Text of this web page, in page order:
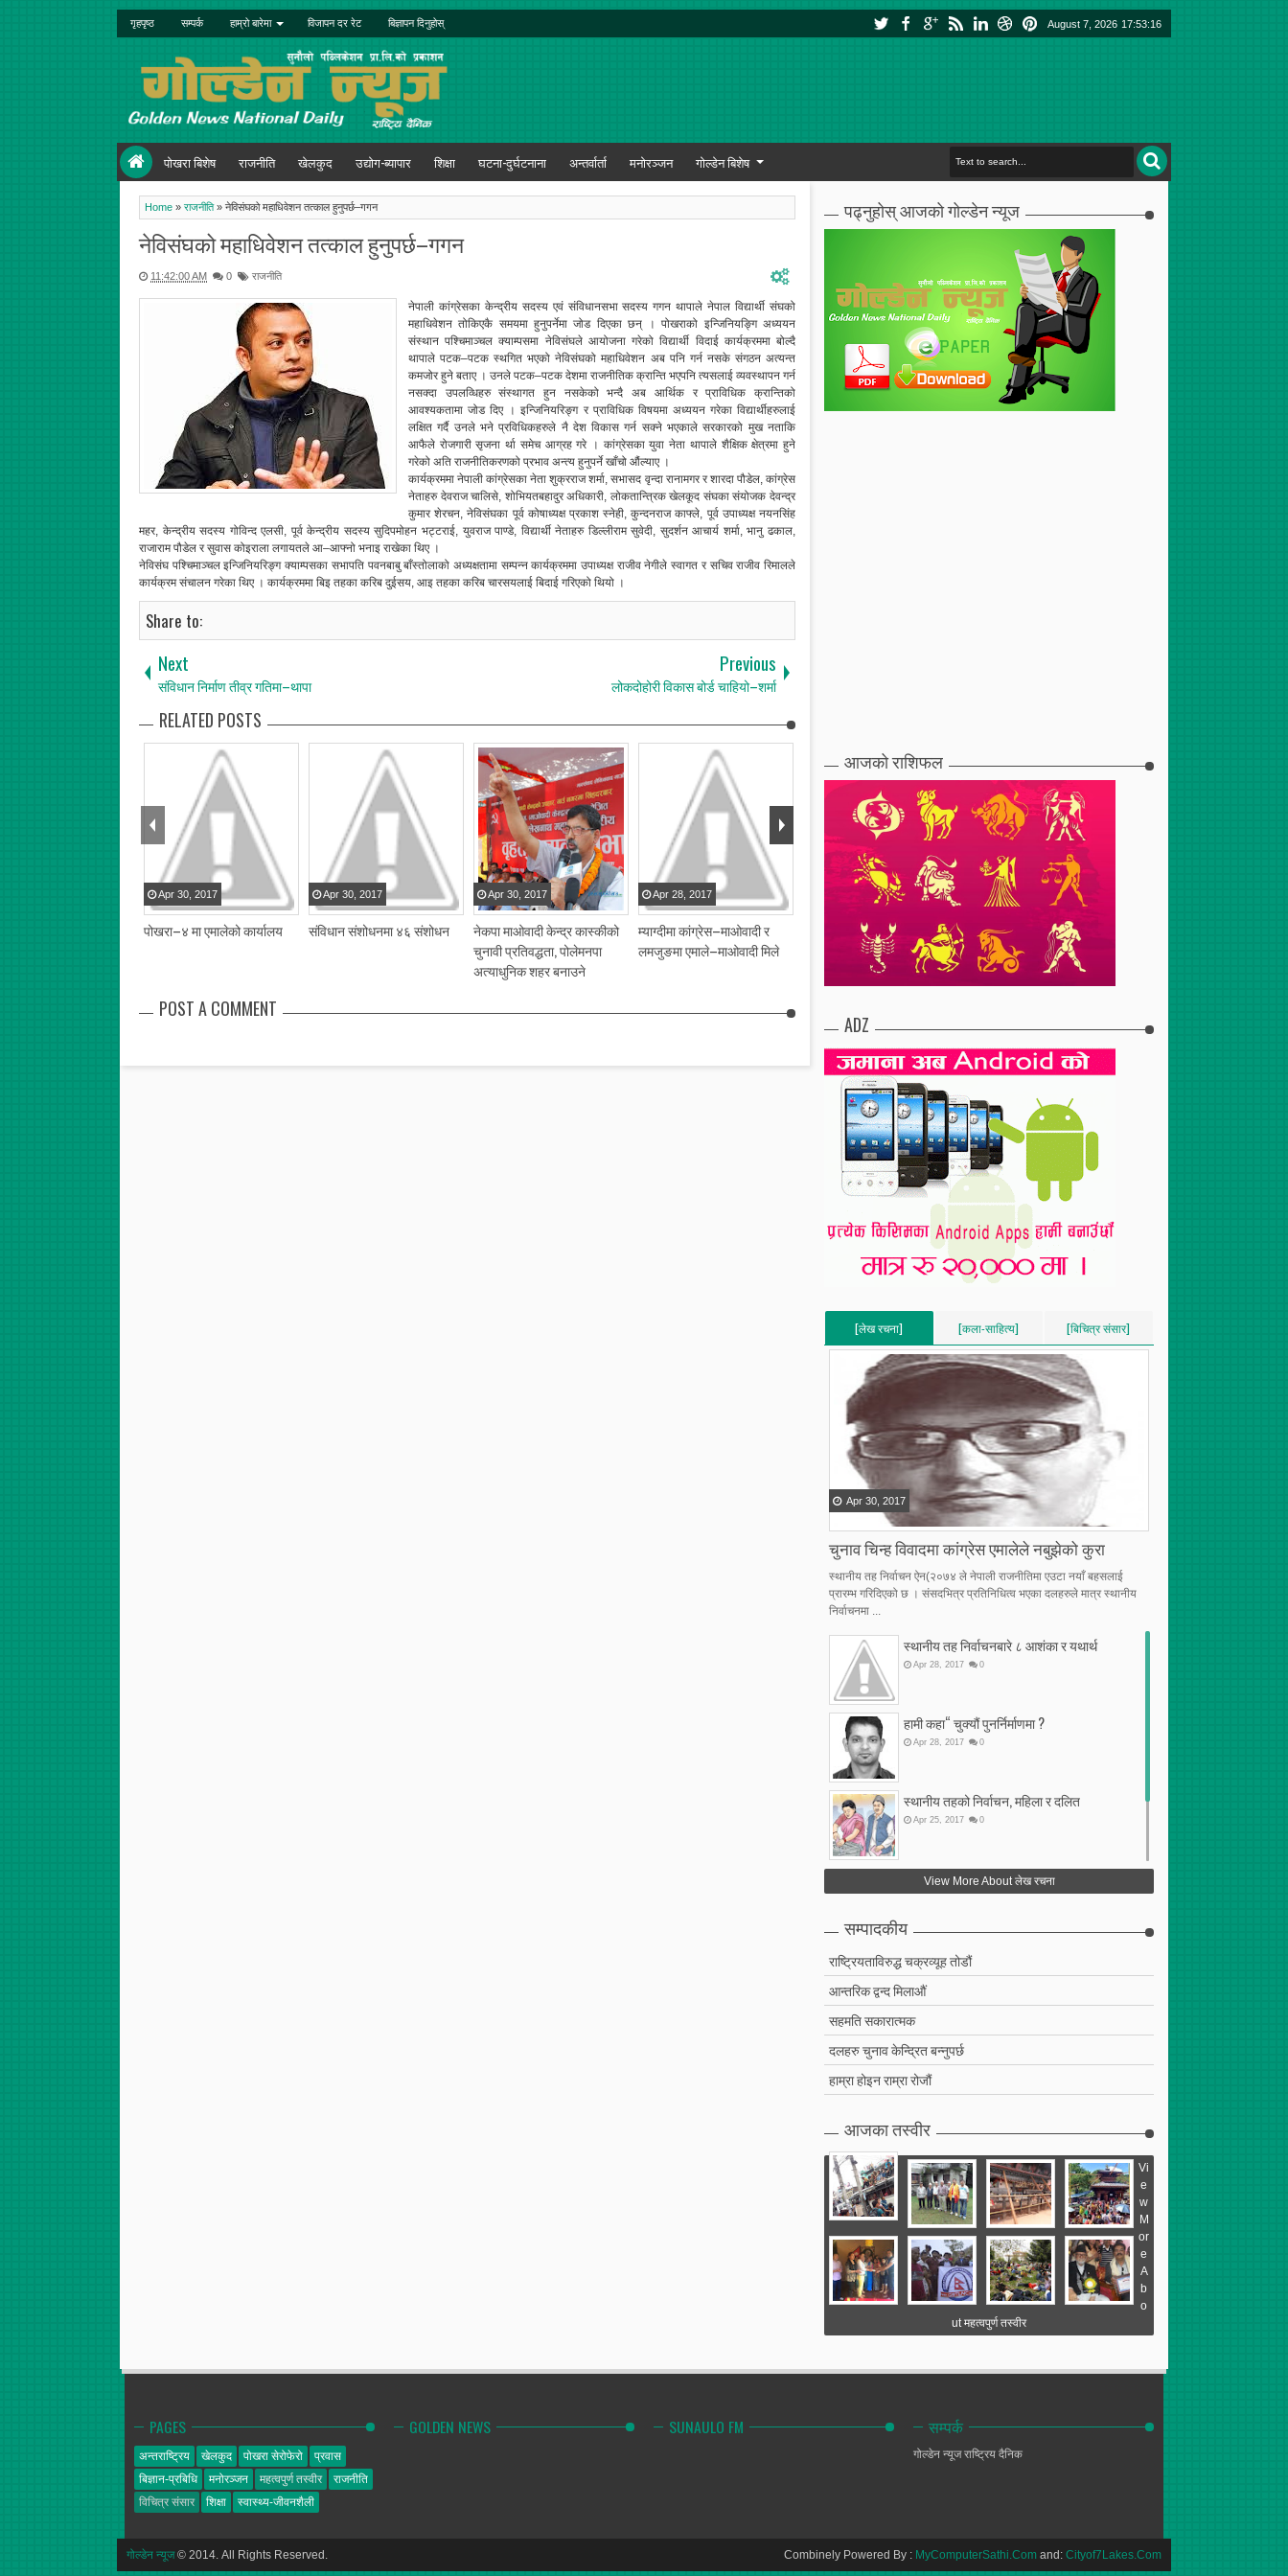
गृहपृष्ठ सम्पर्क हाम्रो बारेमा विजापन दर रेट बिज्ञापन दिनुहोस् August 7, 2026 17:53:16
पोखरा बिशेष राजनीति खेलकुद उद्योग-ब्यापार शिक्षा घटना-दुर्घटनाना अन्तर्वार्ता मनोरञ्जन गोल्डेन बिशेष
Home » राजनीति » नेविसंघको महाधिवेशन तत्काल हुनुपर्छ–गगन
नेविसंघको महाधिवेशन तत्काल हुनुपर्छ–गगन
11:42:00 AM 0 राजनीति
नेपाली कांग्रेसका केन्द्रीय सदस्य एवं संविधानसभा सदस्य गगन थापाले नेपाल विद्यार्थी संघको
महाधिवेशन तोकिएकै समयमा हुनुपर्नेमा जोड दिएका छन् । पोखराको इन्जिनियङ्गि अध्ययन
संस्थान पश्चिमाञ्चल क्याम्पसमा नेविसंघले आयोजना गरेको विद्यार्थी विदाई कार्यक्रममा बोल्दै
थापाले पटक–पटक स्थगित भएको नेविसंघको महाधिवेशन अब पनि गर्न नसके संगठन अत्यन्त
कमजोर हुने बताए । उनले पटक–पटक देशमा राजनीतिक क्रान्ति भएपनि त्यसलाई व्यवस्थापन गर्न
नसक्दा उपलव्धिहरु संस्थागत हुन नसकेको भन्दै अब आर्थिक र प्राविधिक क्रान्तिको
आवश्यकतामा जोड दिए । इन्जिनियरिङ्ग र प्राविधिक विषयमा अध्ययन गरेका विद्यार्थीहरुलाई
लक्षित गर्दै उनले भने प्रविधिकहरुले नै देश विकास गर्न सक्ने भएकाले सरकारको मुख नताकि
आफैले रोजगारी सृजना र्था समेच आग्रह गरे । कांग्रेसका युवा नेता थापाले शैक्षिक क्षेत्रमा हुने
गरेको अति राजनीतिकरणको प्रभाव अन्त्य हुनुपर्ने खाँचो औंल्याए ।
कार्यक्रममा नेपाली कांग्रेसका नेता शुक्रराज शर्मा, सभासद वृन्दा रानामगर र शारदा पौडेल, कांग्रेस
नेताहरु देवराज चालिसे, शोभियतबहादुर अधिकारी, लोकतान्त्रिक खेलकूद संघका संयोजक देवन्द्र
कुमार शेरचन, नेविसंघका पूर्व कोषाध्यक्ष प्रकाश स्नेही, कुन्दनराज काफ्ले, पूर्व उपाध्यक्ष नयनसिंह
महर, केन्द्रीय सदस्य गोविन्द एलसी, पूर्व केन्द्रीय सदस्य सुदिपमोहन भट्टराई, युवराज पाण्डे, विद्यार्थी नेताहरु डिल्लीराम सुवेदी, सुदर्शन आचार्य शर्मा, भानु ढकाल,
राजाराम पौडेल र सुवास कोइराला लगायतले आ–आफ्नो भनाइ राखेका थिए ।
नेविसंघ पश्चिमाञ्चल इन्जिनियरिङ्ग क्याम्पसका सभापति पवनबाबु बाँस्तोलाको अध्यक्षतामा सम्पन्न कार्यक्रममा उपाध्यक्ष राजीव नेगीले स्वागत र सचिव राजीव रिमालले
कार्यक्रम संचालन गरेका थिए । कार्यक्रममा बिइ तहका करिब दुईसय, आइ तहका करिब चारसयलाई बिदाई गरिएको थियो ।
Share to:
Next
संविधान निर्माण तीव्र गतिमा–थापा
Previous
लोकदोहोरी विकास बोर्ड चाहियो–शर्मा
RELATED POSTS
पोखरा–४ मा एमालेको कार्यालय
Apr 30 2017
संविधान संशोधनमा ४६ संशोधन
Apr 30 2017
नेकपा माओवादी केन्द्र कास्कीको
चुनावी प्रतिवद्धता, पोलेमनपा
अत्याधुनिक शहर बनाउने
Apr 30 2017
म्याग्दीमा कांग्रेस–माओवादी र
लमजुङमा एमाले–माओवादी मिले
Apr 28 2017
कांग्रेसको निर्वाचन परिचालन
28 , 2017
चुनावका लागि गाउ“ फर्कन थाले
पर्वतका मतदाता
Apr 28,
POST A COMMENT
पढ्नुहोस् आजको गोल्डेन न्यूज
आजको राशिफल
ADZ
[लेख रचना]
[VERTICAL]
[RECENT][5]
[कला-साहित्य]
[VERTICAL]
[बिचित्र संसार]
[VERTICAL]
[RECENT][5]
चुनाव चिन्ह विवादमा कांग्रेस एमालेले नबुझेको कुरा
Apr 30 2017
स्थानीय तह निर्वाचन ऐन(२०७४ ले नेपाली राजनीतिमा एउटा नयाँ बहसलाई
प्रारम्भ गरिदिएको छ । संसदभित्र प्रतिनिधित्व भएका दलहरुले मात्र स्थानीय
निर्वाचनमा ...
स्थानीय तह निर्वाचनबारे ८ आशंका र यथार्थ
Apr 28 2017 0
हामी कहा“ चुक्यौं पुनर्निर्माणमा ?
Apr 28 2017 0
स्थानीय तहको निर्वाचन, महिला र दलित
Apr 25 2017 0
फेरि अर्को गलत सहमति
View More About लेख रचना
सम्पादकीय
राष्ट्रियताविरुद्ध चक्रव्यूह तोडौं
आन्तरिक द्वन्द मिलाऔं
सहमति सकारात्मक
दलहरु चुनाव केन्द्रित बन्नुपर्छ
हाम्रा होइन राम्रा रोजौं
आजका तस्वीर
Vi
e
w
M
or
e
A
b
o
ut महत्वपुर्ण तस्वीर
PAGES
अन्तराष्ट्रिय खेलकुद पोखरा सेरोफेरो
प्रवास
बिज्ञान-प्रबिधि
मनोरञ्जन महत्वपुर्ण तस्वीर
राजनीति
विचित्र संसार
शिक्षा स्वास्थ्य-जीवनशैली
GOLDEN NEWS SUNAULO FM सम्पर्क
गोल्डेन न्यूजराष्ट्रिय दैनिक
गोल्डेन न्यूज© 2014. All Rights Reserved. Combinely Powered By : MyComputerSathi.Com and: Cityof7Lakes.Com